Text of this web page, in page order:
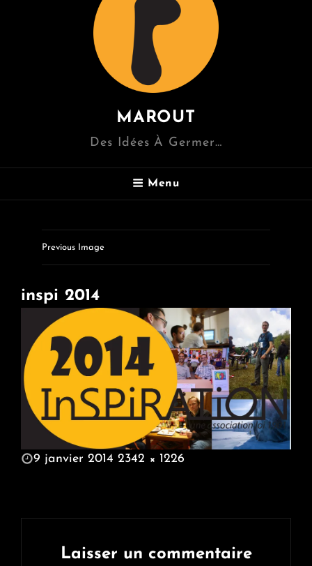
MAROUT
Des Idées À Germer…
Menu
Previous Image
inspi 2014
POSTED
9 janvier 2014 2342 × 1226
Laisser un commentaire